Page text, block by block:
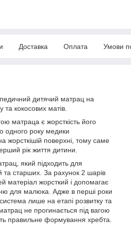
Доставка Оплата Умови
дитячий матрац на
та кокосових матів.
матраца є жорсткість його
одного року медики
жорсткішій поверхні, тому саме
рік життя дитини.
який підходить для
та старших. За рахунок 2 шарів
матеріал жорсткий і допомагає
для малюка. Адже в перші роки
лише на етапі розвитку та
не прогинається під вагою
правильне формування хребта.